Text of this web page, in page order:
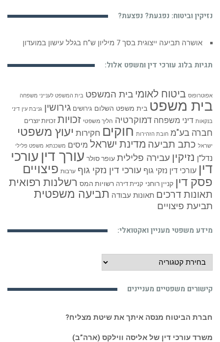
נזיקין וביטוח: נפגעת? נפצעת?
אושרה תביעה ייצוגית בסך 7 מיליון ש”ח בגלל עישון במועדון
תגיות בלוג עורכי דין ומשפט אלול:
אפוטרופוס ביטוח לאומי בית המשפט בית המשפט לענייני משפחה
בית משפט בית משפט השלום גירושים גירושין גניבת עין דיני
בנקאות דיני משפחה דמוקרטיה הליך משפטי זכויות זכויות יוצרים
חברה בע"מ חובת הזהירות חוקים חקירות יעוץ משפטי
ישראל כתב תביעה מדינת ישראל מיסים משכנתא משפט פלילי
נדל"ן נזיקין עבירה פלילית עופר סולר עורך דין עורכי
דין עורכי דין נזקי גוף עורכי דין נזקי גוף ערבות פיצויים
פסק דין קניין רוחני קניית דירה רשויות המס רשלנות רפואית
תאונות דרכים תאונות עבודה תביעה משפטית
תביעת פיצויים
מידע משפטי מעניין ואקטואלי:
מידע
משפטי
ואקטואלי:
קישורים משפטיים מעניינים
חברת הביטוח מנסה איתך את שיטת מצליח?
משרד עורכי דין של אליסה ווילקס (ארה”ב)